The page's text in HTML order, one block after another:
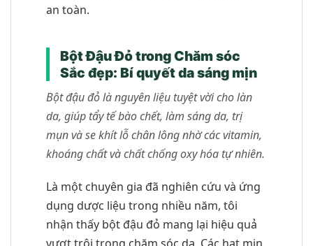
an toàn.
Bột Đậu Đỏ trong Chăm sóc
Sắc đẹp: Bí quyết da sáng mịn
Bột đậu đỏ là nguyên liệu tuyệt vời cho làn
da, giúp tẩy tế bào chết, làm sáng da, trị
mụn và se khít lỗ chân lông nhờ các vitamin,
khoáng chất và chất chống oxy hóa tự nhiên.
Là một chuyên gia đã nghiên cứu và ứng
dụng dược liệu trong nhiều năm, tôi
nhận thấy bột đậu đỏ mang lại hiệu quả